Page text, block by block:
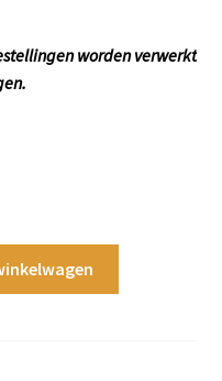
worden verwerkt